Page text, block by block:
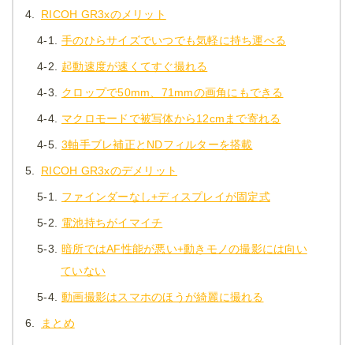
4. RICOH GR3xのメリット
4-1. 手のひらサイズでいつでも気軽に持ち運べる
4-2. 起動速度が速くてすぐ撮れる
4-3. クロップで50mm、71mmの画角にもできる
4-4. マクロモードで被写体から12cmまで寄れる
4-5. 3軸手ブレ補正とNDフィルターを搭載
5. RICOH GR3xのデメリット
5-1. ファインダーなし+ディスプレイが固定式
5-2. 電池持ちがイマイチ
5-3.
暗所ではAF性能が悪い+動きモノの撮影には向い
ていない
5-4. 動画撮影はスマホのほうが綺麗に撮れる
6. まとめ